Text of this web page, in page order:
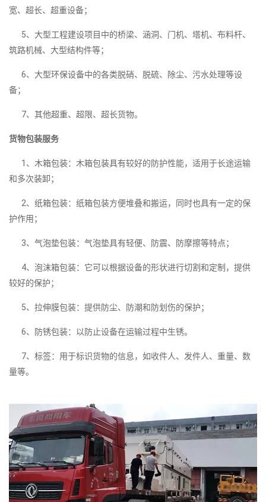
宽、超长、超重设备；
5、大型工程建设项目中的桥梁、涵洞、门机、塔机、布料杆、
筑路机械、大型结构件等；
6、大型环保设备中的各类脱硝、脱硫、除尘、污水处理等设
备；
7、其他超重、超限、超长货物。
货物包装服务
1、木箱包装：木箱包装具有较好的防护性能，适用于长途运输
和多次装卸；
2、纸箱包装：纸箱包装方便堆叠和搬运，同时也具有一定的保
护作用；
3、气泡垫包装：气泡垫具有轻便、防震、防摩擦等特点；
4、泡沫箱包装：它可以根据设备的形状进行切割和定制，提供
较好的保护；
5、拉伸膜包装：提供防尘、防潮和防划伤的保护；
6、防锈包装：以防止设备在运输过程中生锈。
7、标签：用于标识货物的信息，如收件人、发件人、重量、数
量等。